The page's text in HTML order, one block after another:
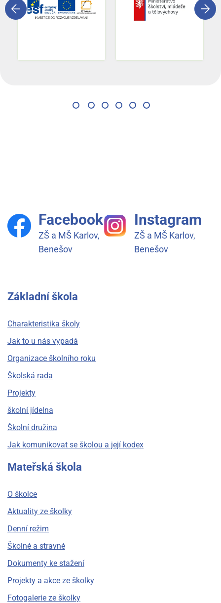
Facebook
ZŠ a MŠ Karlov,
Benešov
Instagram
ZŠ a MŠ Karlov,
Benešov
Základní škola
Charakteristika školy
Jak to u nás vypadá
Organizace školního roku
Školská rada
Projekty
školní jídelna
Školní družina
Jak komunikovat se školou a její kodex
Mateřská škola
O školce
Aktuality ze školky
Denní režim
Školné a stravné
Dokumenty ke stažení
Projekty a akce ze školky
Fotogalerie ze školky